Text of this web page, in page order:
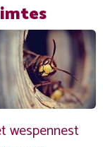
wespennest